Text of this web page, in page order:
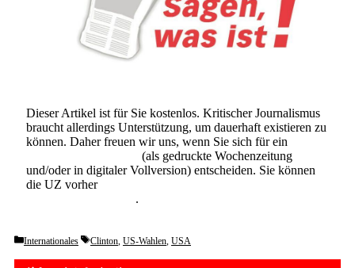
Dieser Artikel ist für Sie kostenlos. Kritischer Journalismus
braucht allerdings Unterstützung, um dauerhaft existieren zu
können. Daher freuen wir uns, wenn Sie sich für ein
(als gedruckte Wochenzeitung
und/oder in digitaler Vollversion) entscheiden. Sie können
die UZ vorher
.
Categories
Internationales Tags
Clinton, US-Wahlen, USA